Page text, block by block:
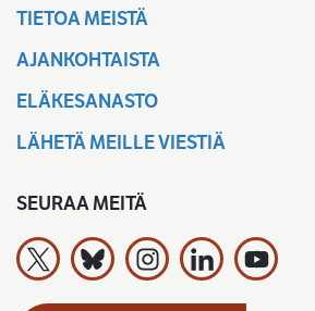
TIETOA MEISTÄ
AJANKOHTAISTA
ELÄKESANASTO
LÄHETÄ MEILLE VIESTIÄ
SEURAA MEITÄ
Työeläkevakuuttajat TELA ry X:ssä
Työeläkevakuuttajat TELA
Työeläkevakuuttajat